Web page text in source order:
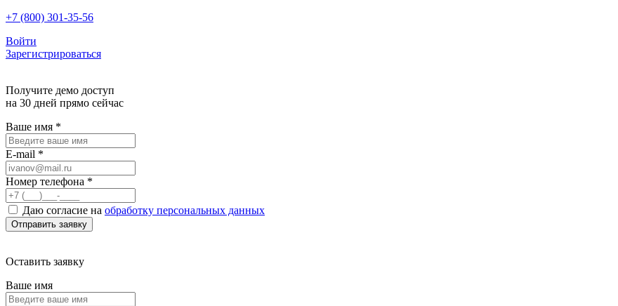
+7 (800) 301-35-56
Войти
Зарегистрироваться
Получите демо доступ
на 30 дней прямо сейчас
Ваше имя *
E-mail *
Номер телефона *
Даю согласие на обработку персональных данных
Оставить заявку
Ваше имя